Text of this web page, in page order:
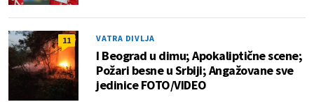
11 VATRA DIVLJA
I Beograd u dimu; Apokaliptične scene;
Požari besne u Srbiji; Angažovane sve
jedinice FOTO/VIDEO